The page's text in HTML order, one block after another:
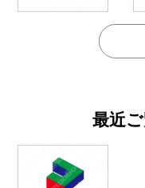
最近